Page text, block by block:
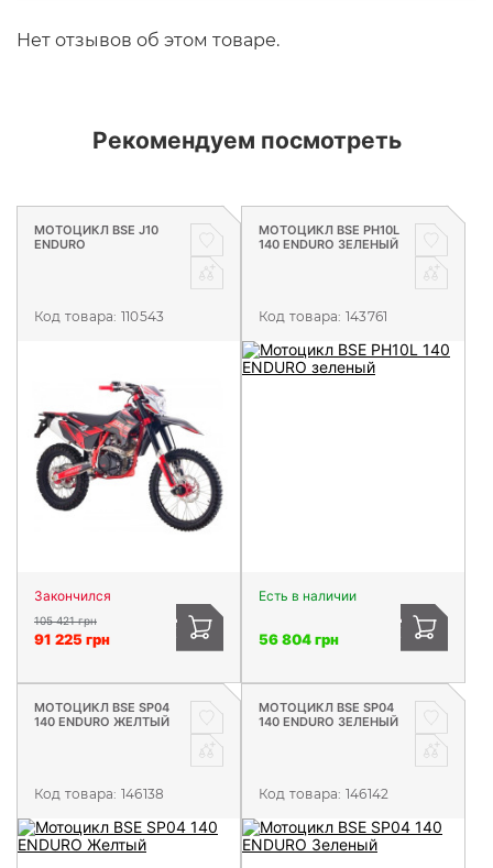
Нет отзывов об этом товаре.
Рекомендуем посмотреть
МОТОЦИКЛ BSE J10
ENDURO
Код товара: 110543
Закончился
105 421 грн
91 225 грн
МОТОЦИКЛ BSE PH10L
140 ENDURO ЗЕЛЕНЫЙ
Код товара: 143761
Есть в наличии
56 804 грн
МОТОЦИКЛ BSE SP04
140 ENDURO ЖЕЛТЫЙ
Код товара: 146138
МОТОЦИКЛ BSE SP04
140 ENDURO ЗЕЛЕНЫЙ
Код товара: 146142